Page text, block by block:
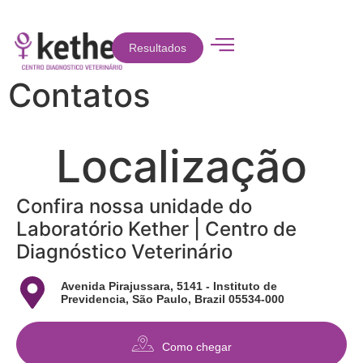
Resultados
Contatos
Localização
Confira nossa unidade do
Laboratório Kether | Centro de
Diagnóstico Veterinário
Avenida Pirajussara, 5141 - Instituto de
Previdencia, São Paulo, Brazil 05534-000
Como chegar